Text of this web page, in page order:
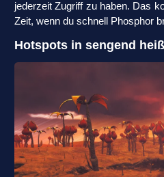
jederzeit Zugriff zu haben. Das
Zeit, wenn du schnell Phosphor
Hotspots in sengend